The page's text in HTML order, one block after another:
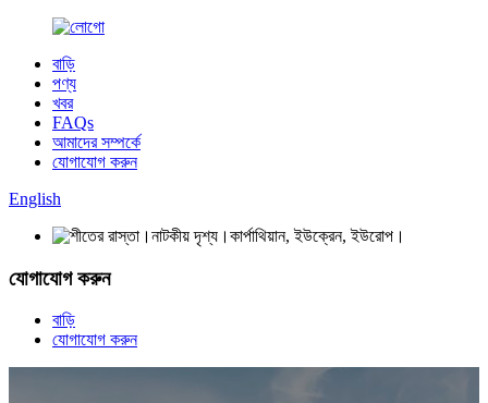
বাড়ি
পণ্য
খবর
FAQs
আমাদের সম্পর্কে
যোগাযোগ করুন
English
যোগাযোগ করুন
বাড়ি
যোগাযোগ করুন